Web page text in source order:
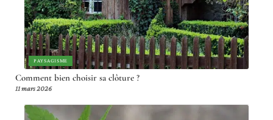
PAYSAGISME
Comment bien choisir sa clôture ?
11 mars 2026